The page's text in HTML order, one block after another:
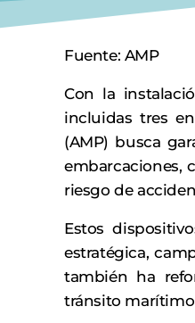
Fuente: AMP
Con la
incluidas tres
(AMP) busca
embarcaciones,
riesgo de
Estos
estratégica,
también ha
tránsito